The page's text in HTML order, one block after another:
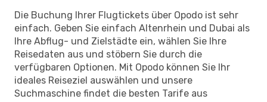
Die Buchung Ihrer Flugtickets über Opodo ist sehr
einfach. Geben Sie einfach Altenrhein und Dubai als
Ihre Abflug- und Zielstädte ein, wählen Sie Ihre
Reisedaten aus und stöbern Sie durch die
verfügbaren Optionen. Mit Opodo können Sie Ihr
ideales Reiseziel auswählen und unsere
Suchmaschine findet die besten Tarife aus